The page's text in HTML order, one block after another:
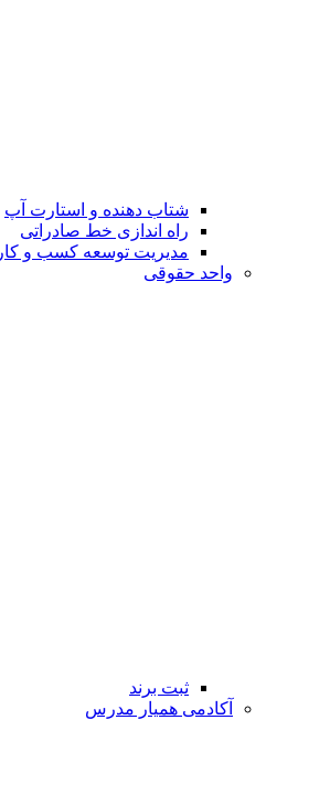
شتاب دهنده و استارت آپ
راه اندازی خط صادراتی
مدیریت توسعه کسب و کار
واحد حقوقی
ثبت برند
آکادمی همیار مدرس